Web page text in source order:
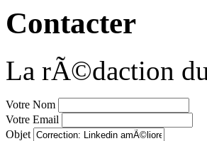
Contacter
La rÃ©daction
Votre Nom
Votre Email
Objet